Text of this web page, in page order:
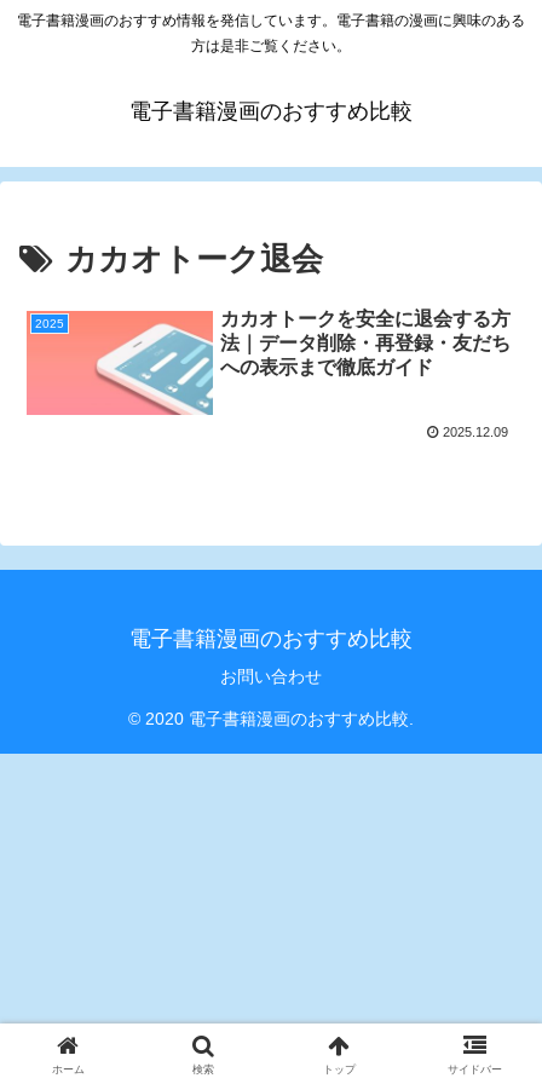
電子書籍漫画のおすすめ情報を発信しています。電子書籍の漫画に興味のある
方は是非ご覧ください。
電子書籍漫画のおすすめ比較
カカオトーク退会
2025
カカオトークを安全に退会する方
法｜データ削除・再登録・友だち
への表示まで徹底ガイド
2025.12.09
電子書籍漫画のおすすめ比較
お問い合わせ
© 2020 電子書籍漫画のおすすめ比較.
ホーム 検索 トップ サイドバー